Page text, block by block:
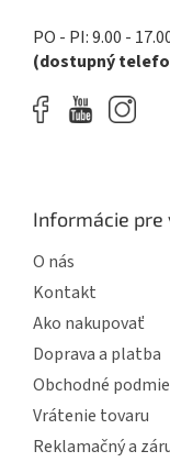
PO - PI: 9.00 -
(dostupný
Informácie pre
O nás
Kontakt
Ako nakupovať
Doprava a platba
Obchodné
Vrátenie tovaru
Reklamačný a